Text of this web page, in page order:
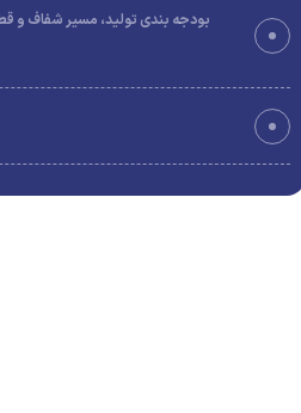
بودجه‌ بندی تولید، مسیر شفاف و